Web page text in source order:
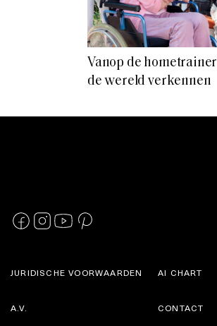
Vanop de hometrainer
de wereld verkennen
JURIDISCHE VOORWAARDEN
A.V.
AI CHART
CONTACT